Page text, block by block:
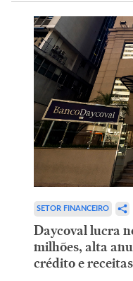
SETOR FINANCEIRO
Daycoval lucra
milhões, alta
crédito e receitas